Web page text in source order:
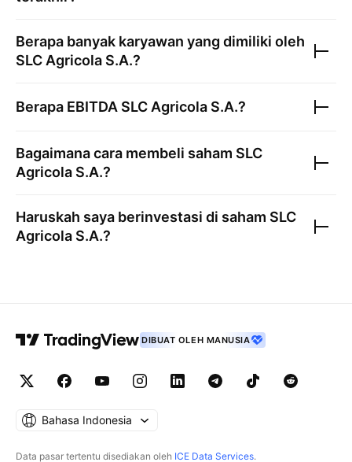
Berapa banyak karyawan yang dimiliki oleh
SLC Agricola S.A.?
Berapa EBITDA SLC Agricola S.A.?
Bagaimana cara membeli saham SLC
Agricola S.A.?
Haruskah saya berinvestasi di saham SLC
Agricola S.A.?
DIBUAT OLEH MANUSIA
Bahasa Indonesia
Data pasar tertentu disediakan oleh ICE Data Services.